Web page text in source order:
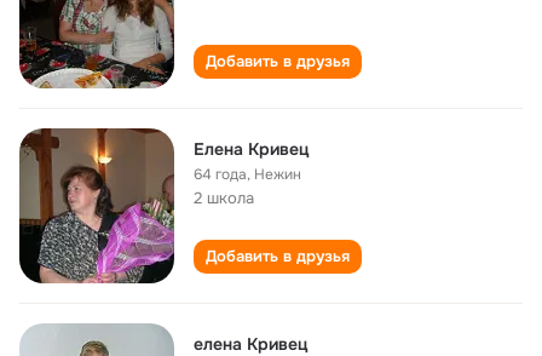
Добавить в друзья
Елена Кривец
64 года, Нежин
2 школа
Добавить в друзья
елена Кривец